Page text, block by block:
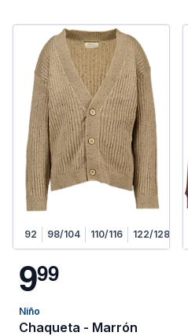
92 98/104 110/116 122/128
999
Niño
Chaqueta - Marrón